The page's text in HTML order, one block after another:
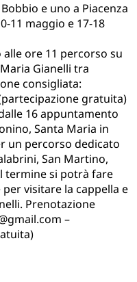
e uno a Piacenza
11 maggio e 17-18
ore 11 percorso su
Gianelli tra
consigliata:
gratuita)
16 appuntamento
Santa Maria in
un percorso dedicato
San Martino,
termine si potrà fare
visitare la cappella e
Prenotazione
–